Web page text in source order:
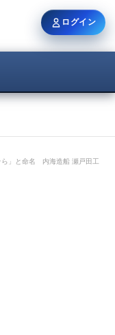
ら」と命名 内海造船 瀬戸田工
ログイン